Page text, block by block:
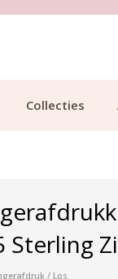
Collecties
Sterling
/ Los